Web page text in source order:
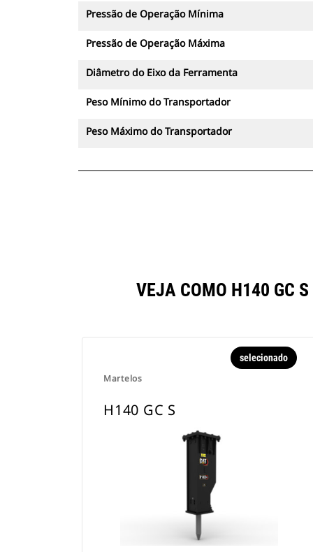
Pressão de Operação Mínima
Pressão de Operação Máxima
Diâmetro do Eixo da Ferramenta
Peso Mínimo do Transportador
Peso Máximo do Transportador
VEJA COMO H140 GC S
Martelos
selecionado
H140 GC S